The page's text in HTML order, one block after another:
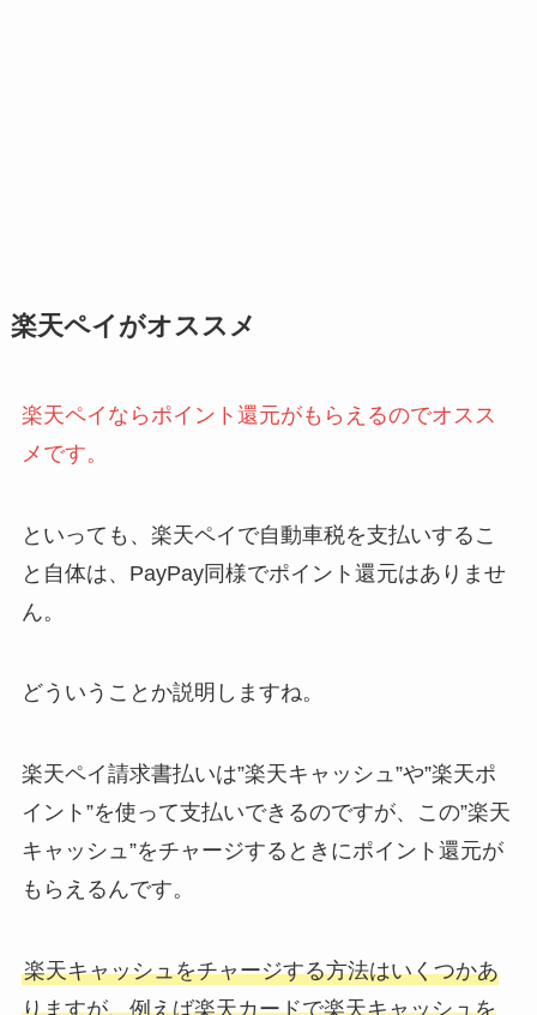
楽天ペイがオススメ
楽天ペイならポイント還元がもらえるのでオスス
メです。
といっても、楽天ペイで自動車税を支払いするこ
と自体は、PayPay同様でポイント還元はありませ
ん。
どういうことか説明しますね。
楽天ペイ請求書払いは”楽天キャッシュ”や”楽天ポ
イント”を使って支払いできるのですが、この”楽天
キャッシュ”をチャージするときにポイント還元が
もらえるんです。
楽天キャッシュをチャージする方法はいくつかあ
りますが、例えば楽天カードで楽天キャッシュを